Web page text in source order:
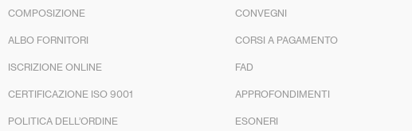
COMPOSIZIONE
ALBO FORNITORI
ISCRIZIONE ONLINE
CERTIFICAZIONE ISO 9001
POLITICA DELL’ORDINE
CONVEGNI
CORSI A PAGAMENTO
FAD
APPROFONDIMENTI
ESONERI